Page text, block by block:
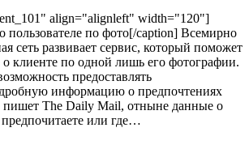
align="alignleft" width="120"]
пользователе по фото[/caption] Всемирно
сеть развивает сервис, который поможет
о клиенте по одной лишь его фотографии.
предоставлять
информацию о предпочтениях
пишет The Daily Mail, отныне данные о
или где…